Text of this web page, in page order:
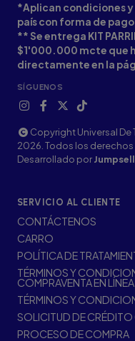
*Aplican condiciones
país con forma de
** Se entrega KIT
$1'000.000 mcte que
directamente en la
SÍGUENOS
Copyright Universal De
2026. Todos los derechos
Desarrollado por
SERVICIO AL CLIENTE
CONTÁCTENOS
CARRO
POLÍTICA DE
TÉRMINOS Y
COMPRAVENTA EN LÍNEA
TÉRMINOS Y
SOLICITUD DE
PROCESO DE COMPRA